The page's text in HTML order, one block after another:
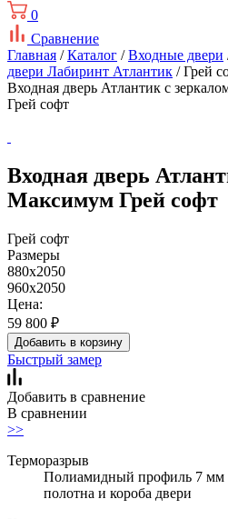
0
Сравнение
Главная /Каталог /Входные двери
двери Лабиринт Атлантик / Грей
Входная дверь Атлантик с
Грей софт
Входная дверь
Максимум Грей софт
Грей софт
Размеры
880x2050
960x2050
Цена:
59 800 ₽
Добавить в корзину
Быстрый замер
Добавить в сравнение
В сравнении
>>
Терморазрыв
Полиамидный профиль 7 мм
полотна и короба двери